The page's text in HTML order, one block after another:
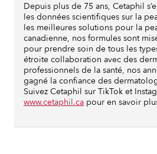
Depuis plus de 75 ans, Cetaphil
les données scientifiques sur la
les meilleures solutions pour la
canadienne, nos formules sont
pour prendre soin de tous les
étroite collaboration avec des
professionnels de la santé, nos
gagné la confiance des
Suivez Cetaphil sur TikTok et
www.cetaphil.ca pour en savoir